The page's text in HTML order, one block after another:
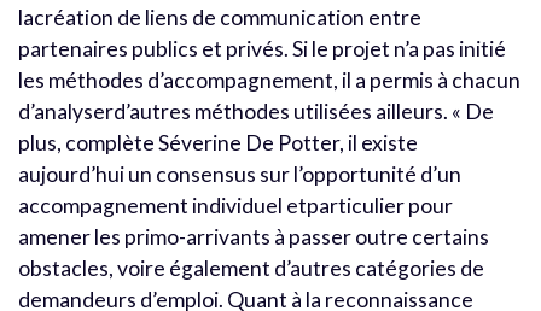
lacréation de liens de communication entre
partenaires publics et privés. Si le projet n’a pas initié
les méthodes d’accompagnement, il a permis à chacun
d’analyserd’autres méthodes utilisées ailleurs. « De
plus, complète Séverine De Potter, il existe
aujourd’hui un consensus sur l’opportunité d’un
accompagnement individuel etparticulier pour
amener les primo-arrivants à passer outre certains
obstacles, voire également d’autres catégories de
demandeurs d’emploi. Quant à la reconnaissance